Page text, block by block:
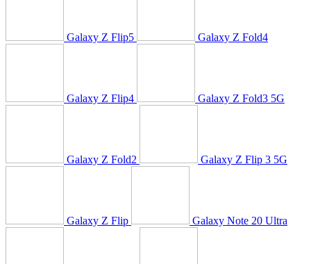
Galaxy Z Flip5 Galaxy Z Fold4
Galaxy Z Flip4 Galaxy Z Fold3 5G
Galaxy Z Fold2 Galaxy Z Flip 3 5G
Galaxy Z Flip Galaxy Note 20 Ultra